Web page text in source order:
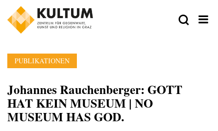
PUBLIKATIONEN
Johannes Rauchenberger: GOTT
HAT KEIN MUSEUM | NO
MUSEUM HAS GOD.